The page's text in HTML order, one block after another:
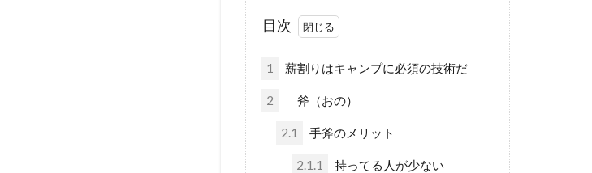
目次
1 薪割りはキャンプに必須の技術だ
2 斧（おの）
2.1 手斧のメリット
2.1.1 持ってる人が少ない